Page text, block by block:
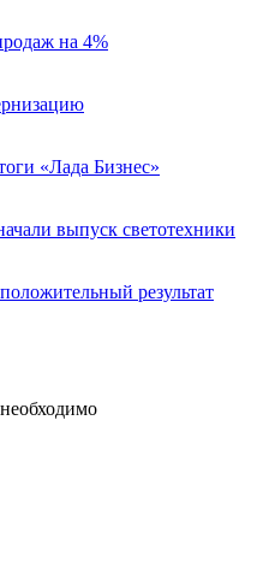
на 4%
«Лада Бизнес»
выпуск светотехники
результат